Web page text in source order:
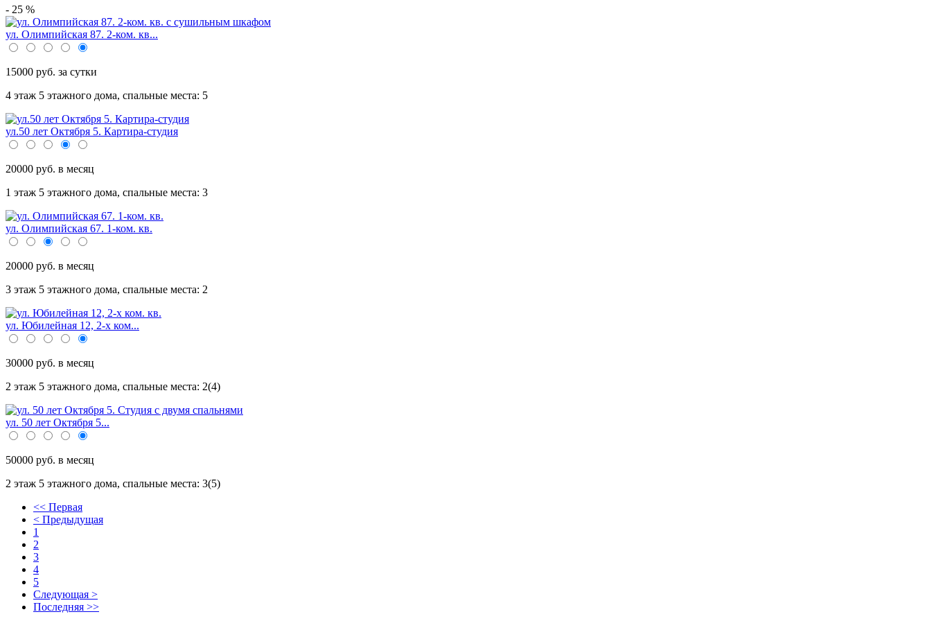
- 25 %
ул. Олимпийская 87. 2-ком. кв...
15000 руб. за сутки
4 этаж 5 этажного дома, спальные места: 5
ул.50 лет Октября 5. Картира-студия
20000 руб. в месяц
1 этаж 5 этажного дома, спальные места: 3
ул. Олимпийская 67. 1-ком. кв.
20000 руб. в месяц
3 этаж 5 этажного дома, спальные места: 2
ул. Юбилейная 12, 2-х ком...
30000 руб. в месяц
2 этаж 5 этажного дома, спальные места: 2(4)
ул. 50 лет Октября 5...
50000 руб. в месяц
2 этаж 5 этажного дома, спальные места: 3(5)
<< Первая
< Предыдущая
1
2
3
4
5
Следующая >
Последняя >>